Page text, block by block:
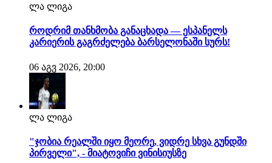
ლა ლიგა
როდრიმ თანხმობა განაცხადა — ესპანელს
კარიერის გაგრძელება ბარსელონაში სურს!
06 აგვ 2026, 20:00
ლა ლიგა
"ჯობია რეალში იყო მეორე, ვიდრე სხვა გუნდში
პირველი", - მიატოვიჩი ვინისიუსზე